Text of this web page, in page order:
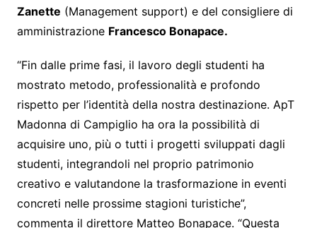
Zanette (Management support) e del consigliere di
amministrazione Francesco Bonapace.
“Fin dalle prime fasi, il lavoro degli studenti ha
mostrato metodo, professionalità e profondo
rispetto per l’identità della nostra destinazione. ApT
Madonna di Campiglio ha ora la possibilità di
acquisire uno, più o tutti i progetti sviluppati dagli
studenti, integrandoli nel proprio patrimonio
creativo e valutandone la trasformazione in eventi
concreti nelle prossime stagioni turistiche”,
commenta il direttore Matteo Bonapace. “Questa